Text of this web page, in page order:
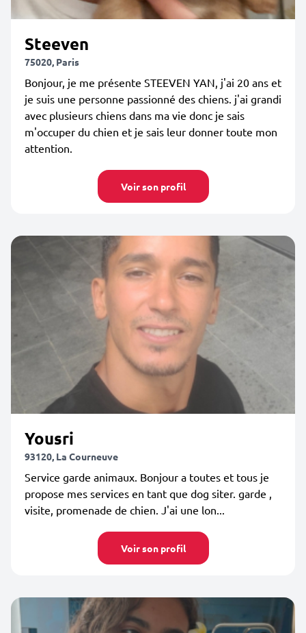
Steeven
75020, Paris
Bonjour, je me présente STEEVEN YAN, j'ai 20 ans et
je suis une personne passionné des chiens. j'ai grandi
avec plusieurs chiens dans ma vie donc je sais
m'occuper du chien et je sais leur donner toute mon
attention.
Voir son profil
Yousri
93120, La Courneuve
Service garde animaux. Bonjour a toutes et tous je
propose mes services en tant que dog siter. garde ,
visite, promenade de chien. J'ai une lon...
Voir son profil